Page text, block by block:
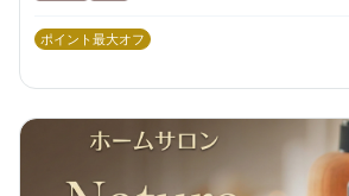
ポイント最大オフ